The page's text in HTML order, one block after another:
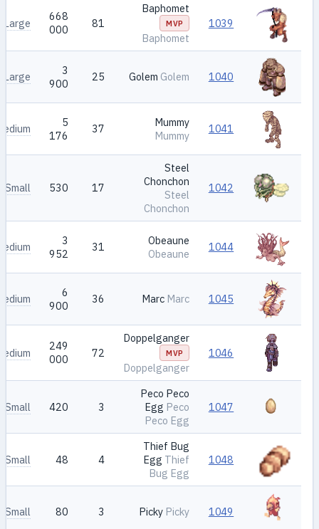
1039
Baphomet
MVP
Baphomet
81
668
000
Large
1040
Golem Golem
25
3
900
Large
1041
Mummy
Mummy
37
5
176
1042
Steel
Chonchon
Steel
Chonchon
17
530
Small
1044
Obeaune
Obeaune
31
3
952
1045
Marc Marc
36
6
900
1046
Doppelganger
MVP
Doppelganger
72
249
000
1047
Peco Peco
Egg Peco
Peco Egg
3
420
Small
1048
Thief Bug
Egg Thief
Bug Egg
4
48
Small
1049
Picky Picky
3
80
Small